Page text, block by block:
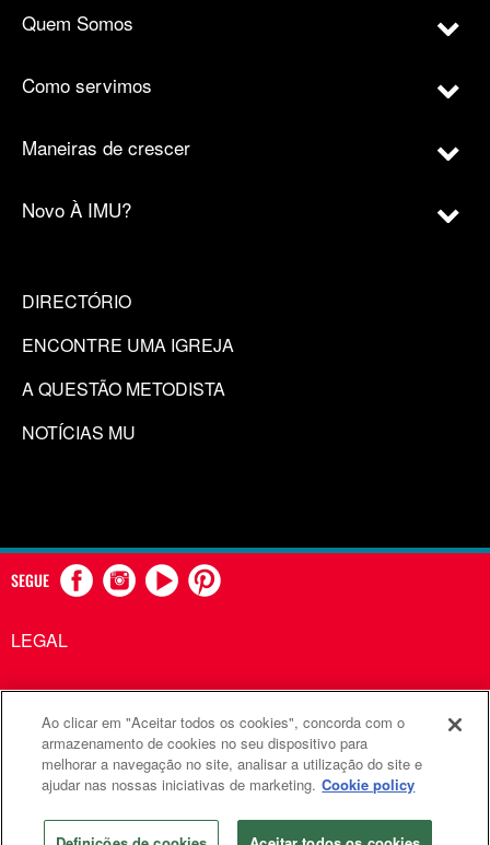
Quem Somos
Como servimos
Maneiras de crescer
Novo À IMU?
DIRECTÓRIO
ENCONTRE UMA IGREJA
A QUESTÃO METODISTA
NOTÍCIAS MU
SEGUE
LEGAL
Comunicações Metodistas Unidas é uma agência da Igreja
Metodista Unida
©2026 Comunicações Metodistas Unidas. Todos os direitos
reservados
Ao clicar em "Aceitar todos os cookies", concorda com o
armazenamento de cookies no seu dispositivo para
melhorar a navegação no site, analisar a utilização do site e
ajudar nas nossas iniciativas de marketing. Cookie policy